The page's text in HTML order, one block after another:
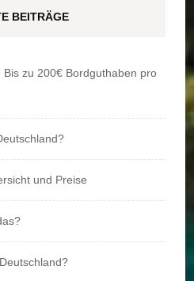
BEITRÄGE
zu 200€ Bordguthaben pro
und Preise